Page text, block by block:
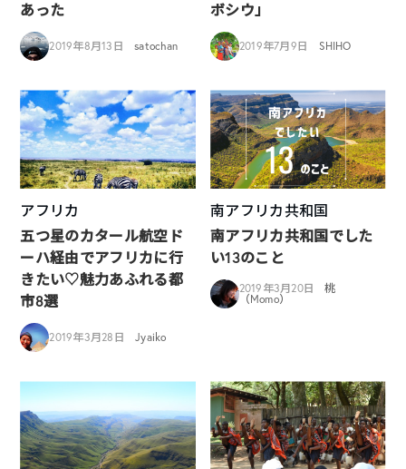
あった
2019年8月13日 satochan
ボシウ」
2019年7月9日 SHIHO
アフリカ
五つ星のカタール航空ド
ーハ経由でアフリカに行
きたい♡魅力あふれる都
市8選
2019年3月28日 Jyaiko
南アフリカ共和国
南アフリカ共和国でした
い13のこと
2019年3月20日
桃
（Momo）